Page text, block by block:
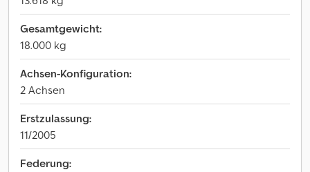
Gesamtgewicht:
18.000 kg
Achsen-Konfiguration:
2 Achsen
Erstzulassung:
11/2005
Federung: